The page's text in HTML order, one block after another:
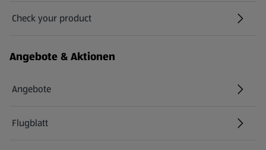
Check your product
(öffnet in einem neuen Tab)
Angebote & Aktionen
Angebote
Flugblatt